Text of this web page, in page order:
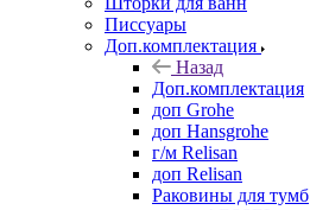
Писсуары
Доп.комплектация
Назад
Доп.комплектация
доп Grohe
доп Hansgrohe
г/м Relisan
доп Relisan
Раковины для тумб